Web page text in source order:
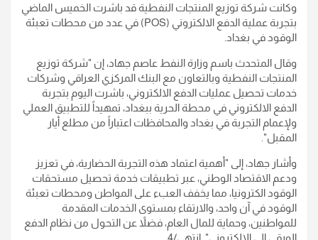
وكانت شركة توزيع المنتجات النفطية قد باشرت الخميس الماضي
بتجربة عملية الدفع الالكتروني (POS) في عدد من محطات تعبئة
الوقود في بغداد.
وقال المتحدث باسم وزارة النفط عاصم جهاد، إن "شركة توزيع
المنتجات النفطية وبالتعاون مع البنك المركزي العراقي وشركات
خدمات تحصيل عمليات الدفع الالكتروني، باشرت اليوم بتجربة
الدفع الالكتروني في محطة الحرية ببغداد، تمهيداً للتطبيق العملي
ولإعمام التجربة في بغداد والمحافظات اعتباراً من مطلع أيار
المقبل".
وأشار جهاد، إلى "أهمية اعتماد هذه التجربة الحضارية، في تعزيز
ودعم الاقتصاد الوطني، عبر تطبيقات خدمة تحصيل مستحقات
الوقود الكترونيا، مما يخفف العبء على المواطن ومحطات تعبئة
الوقود في آن واحد، والارتقاء بمستوى الخدمات المقدمة
للمواطنين، وحماية للمال العام، فضلاً عن التحول من نظام الدفع
الورقي إلى الالكتروني". انتهى/4